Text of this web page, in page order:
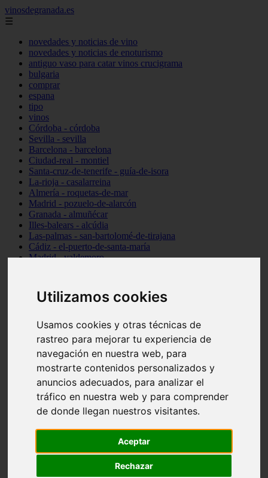
Utilizamos cookies
Usamos cookies y otras técnicas de
rastreo para mejorar tu experiencia de
navegación en nuestra web, para
mostrarte contenidos personalizados y
anuncios adecuados, para analizar el
tráfico en nuestra web y para comprender
de donde llegan nuestros visitantes.
Aceptar
Rechazar
vinosdegranada.es
☰
novedades y noticias de vino
novedades y noticias de enoturismo
antiguo vaso para catar vinos crucigrama
bulgaria
comprar
espana
tipo
vinos
Córdoba - córdoba
Sevilla - sevilla
Barcelona - barcelona
Ciudad-real - montiel
Santa-cruz-de-tenerife - guía-de-isora
La-rioja - casalarreina
Almería - roquetas-de-mar
Madrid - pozuelo-de-alarcón
Granada - almuñécar
Illes-balears - alcúdia
Las-palmas - san-bartolomé-de-tirajana
Cádiz - el-puerto-de-santa-maría
Madrid - valdemoro
Cantabria - suances
Sevilla - bormujos
Málaga - júzcar
Huesca - alquézar
Huesca - castejón-de-sos
Lleida - alt-àneu
Córdoba - almedinilla
Navarra - zangoza
Cantabria - arenas-de-iguña
Barcelona - la-pobla-de-lillet
Murcia - cartagena
Madrid - nuevo-baztán